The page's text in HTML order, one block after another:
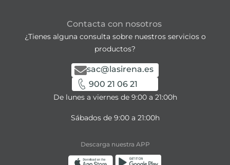
Contacta con nosotros
¿Tienes alguna consulta sobre nuestros servicios o
productos?
sac@lasirena.es
900 21 06 21
De lunes a viernes de 9:00 a 21:00h
Sábados de 9:00 a 21:00h
Descarga nuestra APP